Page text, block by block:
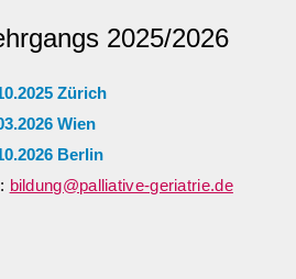
2025/2026
Zürich
Wien
Berlin
bildung@palliative-geriatrie.de